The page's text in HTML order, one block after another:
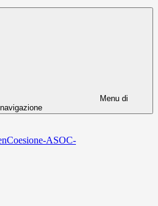
Menu di
navigazione
ASOC-